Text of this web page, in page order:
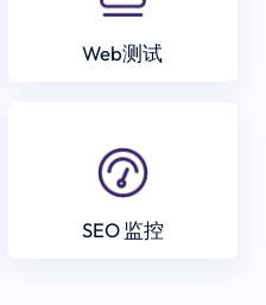
Web测试
SEO 监控